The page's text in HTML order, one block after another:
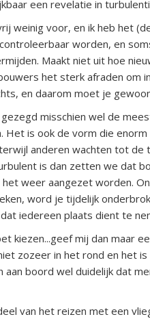
een revelatie in
weinig voor, en ik heb het
worden, en
Maakt niet uit hoe
het sterk afraden om
en daarom moet je
misschien wel de
Het is ook de vorm die
anderen wachten tot de
is dan zetten we dat
weer aangezet worden.
word je tijdelijk
iedereen plaats dient te
kiezen...geef mij dan maar
zozeer in het rond en het
aan boord wel duidelijk dat
van het reizen met een